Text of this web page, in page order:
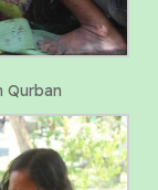
Qurban